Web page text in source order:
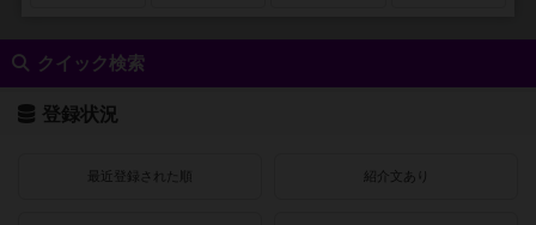
クイック検索
登録状況
最近登録された順 紹介文あり